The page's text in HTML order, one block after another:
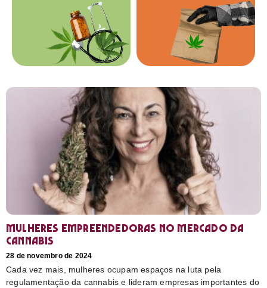
Mulheres empreendedoras no mercado da
cannabis
28 de novembro de 2024
Cada vez mais, mulheres ocupam espaços na luta pela
regulamentação da cannabis e lideram empresas importantes do